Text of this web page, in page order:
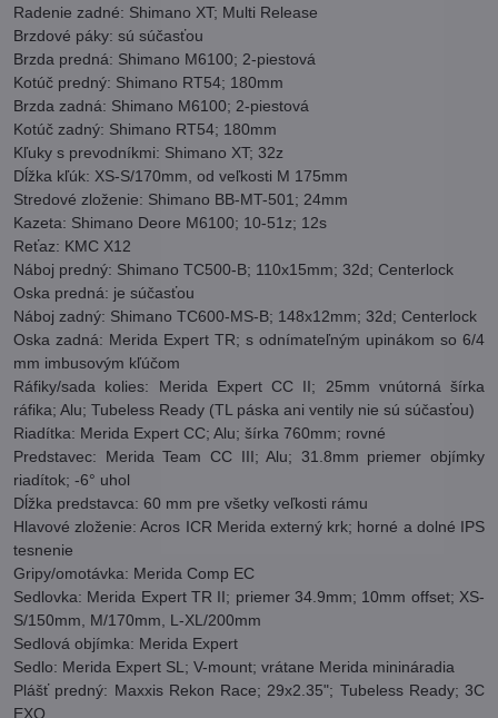
Radenie zadné: Shimano XT; Multi Release
Brzdové páky: sú súčasťou
Brzda predná: Shimano M6100; 2-piestová
Kotúč predný: Shimano RT54; 180mm
Brzda zadná: Shimano M6100; 2-piestová
Kotúč zadný: Shimano RT54; 180mm
Kľuky s prevodníkmi: Shimano XT; 32z
Dĺžka kľúk: XS-S/170mm, od veľkosti M 175mm
Stredové zloženie: Shimano BB-MT-501; 24mm
Kazeta: Shimano Deore M6100; 10-51z; 12s
Reťaz: KMC X12
Náboj predný: Shimano TC500-B; 110x15mm; 32d; Centerlock
Oska predná: je súčasťou
Náboj zadný: Shimano TC600-MS-B; 148x12mm; 32d; Centerlock
Oska zadná: Merida Expert TR; s odnímateľným upinákom so 6/4
mm imbusovým kľúčom
Ráfiky/sada kolies: Merida Expert CC II; 25mm vnútorná šírka
ráfika; Alu; Tubeless Ready (TL páska ani ventily nie sú súčasťou)
Riadítka: Merida Expert CC; Alu; šírka 760mm; rovné
Predstavec: Merida Team CC III; Alu; 31.8mm priemer objímky
riadítok; -6° uhol
Dĺžka predstavca: 60 mm pre všetky veľkosti rámu
Hlavové zloženie: Acros ICR Merida externý krk; horné a dolné IPS
tesnenie
Gripy/omotávka: Merida Comp EC
Sedlovka: Merida Expert TR II; priemer 34.9mm; 10mm offset; XS-
S/150mm, M/170mm, L-XL/200mm
Sedlová objímka: Merida Expert
Sedlo: Merida Expert SL; V-mount; vrátane Merida minináradia
Plášť predný: Maxxis Rekon Race; 29x2.35"; Tubeless Ready; 3C
EXO